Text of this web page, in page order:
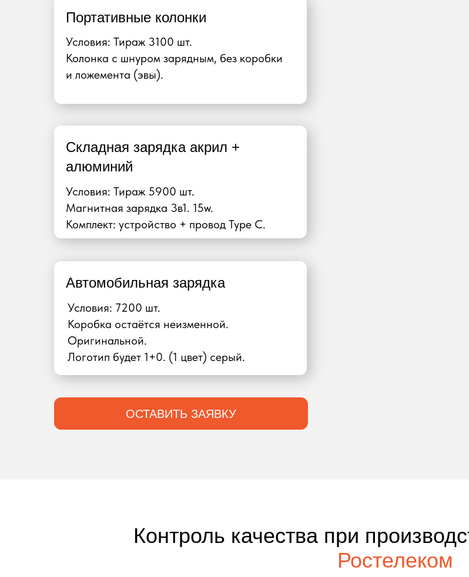
ОСТАВИТЬ ЗАЯВКУ
Портативные колонки
Условия: Тираж 3100 шт.
Колонка с шнуром зарядным, без коробки
и ложемента (эвы).
Складная зарядка акрил +
алюминий
Условия: Тираж 5900 шт.
Магнитная зарядка 3в1. 15w.
Комплект: устройство + провод Type C.
Автомобильная зарядка
Условия: 7200 шт.
Коробка остаётся неизменной.
Оригинальной.
Логотип будет 1+0. (1 цвет) серый.
Контроль качества при
Ростелеком